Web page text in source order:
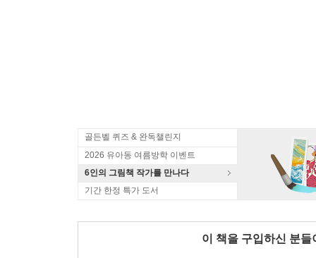
골든벨 퀴즈 & 완독챌린지
2026 유아동 여름방학 이벤트
6인의 그림책 작가를 만나다
기간 한정 특가 도서
이 책을 구입하신 분